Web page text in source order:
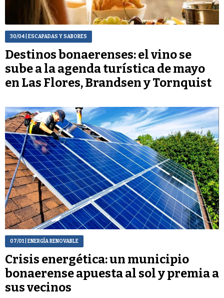
30/04| ESCAPADAS Y SABORES
Destinos bonaerenses: el vino se
sube a la agenda turística de mayo
en Las Flores, Brandsen y Tornquist
07/01| ENERGÍA RENOVABLE
Crisis energética: un municipio
bonaerense apuesta al sol y premia a
sus vecinos